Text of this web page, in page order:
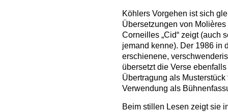
Köhlers Vorgehen ist sich
Übersetzungen von Molières
Corneilles „Cid“ zeigt (auch
jemand kenne). Der 1986 in
erschienene,
übersetzt die Verse
Übertragung als
Verwendung als
Beim stillen Lesen zeigt sie